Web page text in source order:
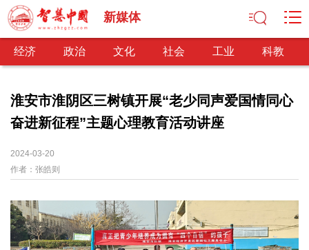
新媒体
经济 政治 文化 社会 工业 科教
经济
经济观察
经济转型
政治
深化改革 依法治国 司法公正 民主政治
网文推荐
淮安市淮阴区三树镇开展“老少同声爱国情同心
奋进新征程”主题心理教育活动讲座
2024-03-20
作者： 张皓则